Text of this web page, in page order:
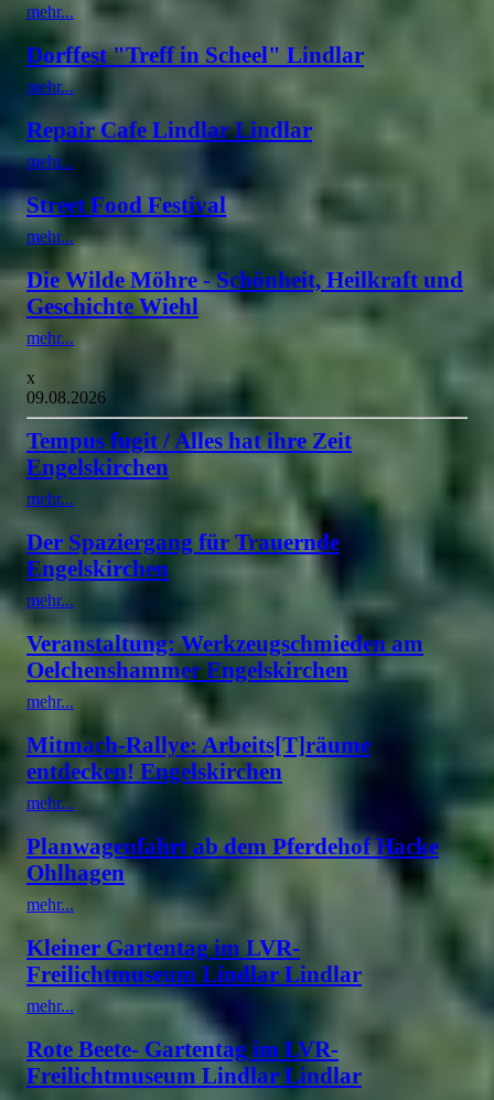
mehr...
Dorffest "Treff in Scheel" Lindlar
mehr...
Repair Cafe Lindlar Lindlar
mehr...
Street Food Festival
mehr...
Die Wilde Möhre - Schönheit, Heilkraft und
Geschichte Wiehl
mehr...
x
09.08.2026
Tempus fugit / Alles hat ihre Zeit
Engelskirchen
mehr...
Der Spaziergang für Trauernde
Engelskirchen
mehr...
Veranstaltung: Werkzeugschmieden am
Oelchenshammer Engelskirchen
mehr...
Mitmach-Rallye: Arbeits[T]räume
entdecken! Engelskirchen
mehr...
Planwagenfahrt ab dem Pferdehof Hacke
Ohlhagen
mehr...
Kleiner Gartentag im LVR-
Freilichtmuseum Lindlar Lindlar
mehr...
Rote Beete- Gartentag im LVR-
Freilichtmuseum Lindlar Lindlar